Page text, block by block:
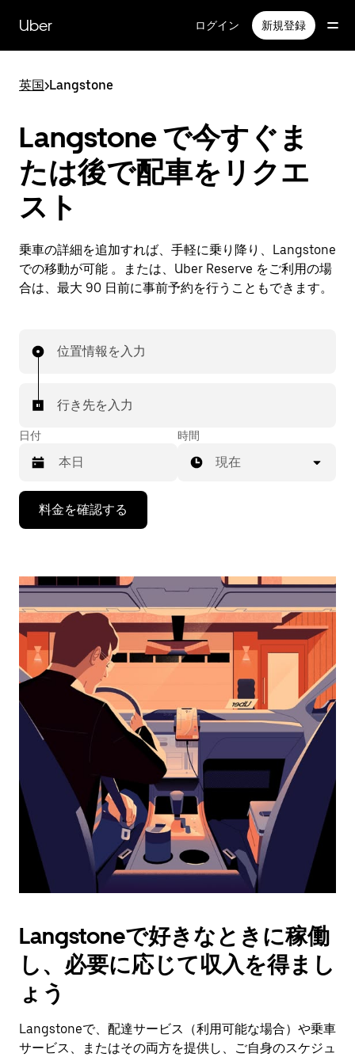
Uber ログイン 新規登録
英国>Langstone
Langstone で今すぐま
たは後で配車をリクエ
スト
乗車の詳細を追加すれば、手軽に乗り降り、Langstone
での移動が可能 。または、Uber Reserve をご利用の場
合は、最大 90 日前に事前予約を行うこともできます。
位置情報を入力
行き先を入力
日付
で
ン
ダ
ー
を
操
作
し、
を
選
択
す。
ン
で
カ
ン
ー
を
時間
現在
料金を確認する
Langstoneで好きなときに稼働
し、必要に応じて収入を得まし
ょう
Langstoneで、配達サービス（利用可能な場合）や乗車
サービス、またはその両方を提供し、ご自身のスケジュ